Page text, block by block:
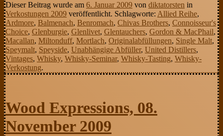
Dieser Beitrag wurde am 6. Januar 2009 von diktatorsten in
Verkostungen 2009 veröffentlicht. Schlagworte: Allied Reihe,
Ardmore, Balmenach, Benromach, Chivas Brothers, Connoisseur's
Choice, Glenburgie, Glenlivet, Glentauchers, Gordon & MacPhail,
Macallan, Miltonduff, Mortlach, Originalabfüllungen, Single Malt,
Speymalt, Speyside, Unabhängige Abfüller, United Distillers,
Vintages, Whisky, Whisky-Seminar, Whisky-Tasting, Whisky-
Verkostung.
Wood Expressions, 08.
November 2009